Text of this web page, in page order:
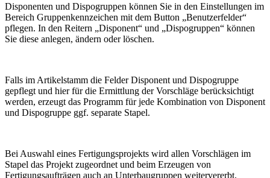
Disponenten und Dispogruppen können Sie in den Einstellungen im
Bereich Gruppenkennzeichen mit dem Button „Benutzerfelder“
pflegen. In den Reitern „Disponent“ und „Dispogruppen“ können
Sie diese anlegen, ändern oder löschen.
Falls im Artikelstamm die Felder Disponent und Dispogruppe
gepflegt und hier für die Ermittlung der Vorschläge berücksichtigt
werden, erzeugt das Programm für jede Kombination von Disponent
und Dispogruppe ggf. separate Stapel.
Bei Auswahl eines Fertigungsprojekts wird allen Vorschlägen im
Stapel das Projekt zugeordnet und beim Erzeugen von
Fertigungsaufträgen auch an Unterbaugruppen weitervererbt.